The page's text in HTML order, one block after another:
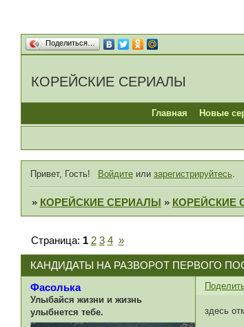
Поделиться…
КОРЕЙСКИЕ СЕРИАЛЫ
Главная Новые
Привет, Гость! Войдитеили зарегистрируйтесь.
» КОРЕЙСКИЕ СЕРИАЛЫ » КОРЕЙСКИЕ
КАНДИДАТЫ НА РАЗВОРОТ ПЕРВОГО
Страница: 1 2 3 4 »
Фасолька
Улыбайся жизни и жизнь
улыбнется тебе.
здесь